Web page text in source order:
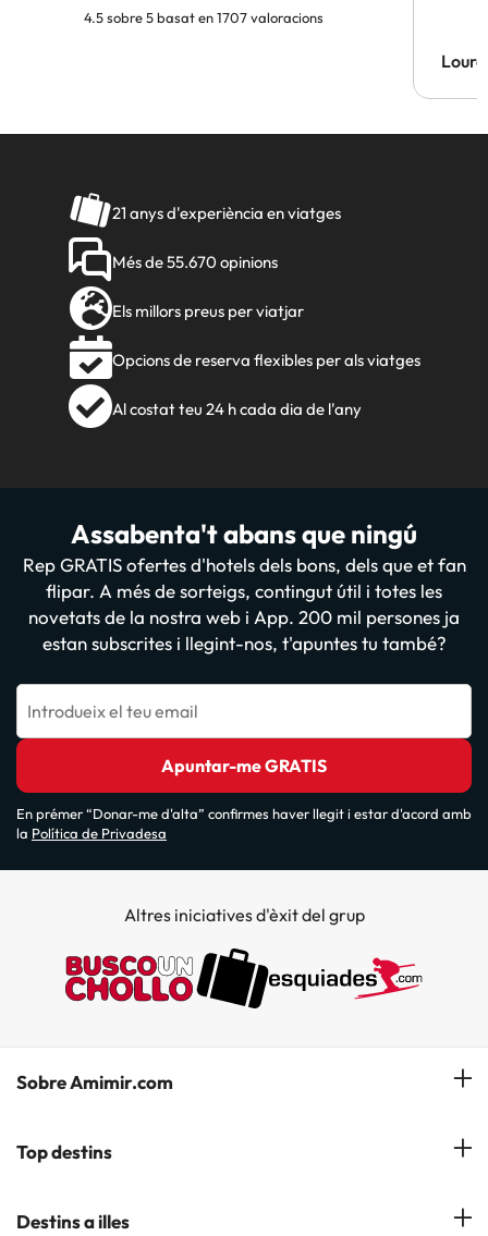
4.5 sobre 5 basat en 1707 valoracions
21 anys d'experiència en viatges
Més de 55.670 opinions
Els millors preus per viatjar
Opcions de reserva flexibles per als viatges
Al costat teu 24 h cada dia de l'any
Assabenta't abans que ningú
Rep GRATIS ofertes d'hotels dels bons, dels que et fan
flipar. A més de sorteigs, contingut útil i totes les
novetats de la nostra web i App. 200 mil persones ja
estan subscrites i llegint-nos, t'apuntes tu també?
Introdueix el teu email
Apuntar-me GRATIS
En prémer “Donar-me d'alta” confirmes haver llegit i estar d'acord amb
la Política de Privadesa
Altres iniciatives d'èxit del grup
Sobre Amimir.com
¿Qui som?
Top destins
Hotels a Salou
Destins a illes